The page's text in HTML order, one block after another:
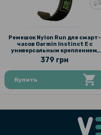
Ремешок Nylon Run для смарт-
часов Garmin Instinct E с
универсальным креплением,
20mm
379 грн
Купить